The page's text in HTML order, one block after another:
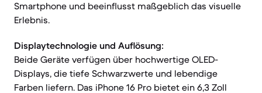
Smartphone und beeinflusst maßgeblich das visuelle
Erlebnis.
Displaytechnologie und Auflösung:
Beide Geräte verfügen über hochwertige OLED-
Displays, die tiefe Schwarzwerte und lebendige
Farben liefern. Das iPhone 16 Pro bietet ein 6,3 Zoll